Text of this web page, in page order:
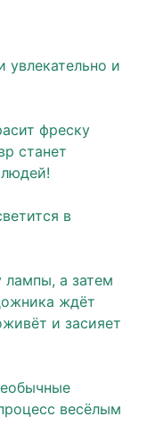
увлекательно и
фреску
станет
в
лампы, а затем
ждёт
и засияет
весёлым